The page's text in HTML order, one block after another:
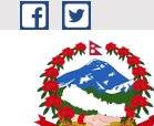
Skip to main content